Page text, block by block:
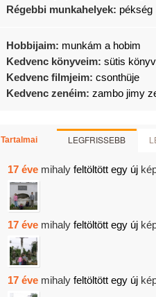
Régebbi munkahelyek: pékség
Hobbijaim: munkám a hobim
Kedvenc könyveim: sütis
Kedvenc filmjeim: csonthüje
Kedvenc zenéim: zambo jimy
Tartalmai LEGFRISSEBB
17 éve mihaly feltöltött egy új
17 éve mihaly feltöltött egy új
17 éve mihaly feltöltött egy új